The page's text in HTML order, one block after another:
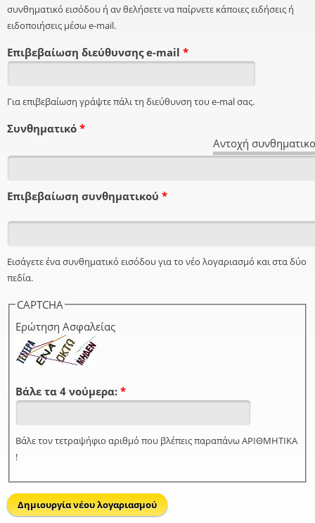
συνθηματικό εισόδου ή αν θελήσετε να παίρνετε κάποιες ειδήσεις ή
ειδοποιήσεις μέσω e-mail.
Επιβεβαίωση διεύθυνσης e-mail *
Για επιβεβαίωση γράψτε πάλι τη διεύθυνση του e-mal σας.
Αντοχή
Συνθηματικό *
Επιβεβαίωση συνθηματικού *
Εισάγετε ένα συνθηματικό εισόδου για το νέο λογαριασμό και στα δύο
πεδία.
CAPTCHA
Ερώτηση Ασφαλείας
Βάλε τα 4 νούμερα: *
Βάλε τον τετραψήφιο αριθμό που βλέπεις παραπάνω ΑΡΙΘΜΗΤΙΚΑ
!